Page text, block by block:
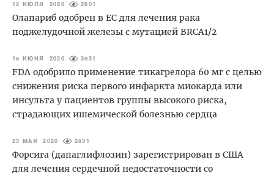
12 ИЮЛЯ 2020 2601
Олапариб одобрен в ЕС для лечения рака
поджелудочной железы с мутацией BRCA1/2
18 ИЮНЯ 2020 3931
FDA одобрило применение тикагрелора 60 мг с целью
снижения риска первого инфаркта миокарда или
инсульта у пациентов группы высокого риска,
страдающих ишемической болезнью сердца
23 МАЯ 2020 2831
Форсига (дапаглифлозин) зарегистрирован в США
для лечения сердечной недостаточности со